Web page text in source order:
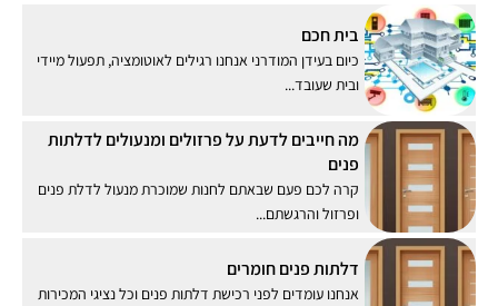
בית חכם
כיום בעידן המודרני אנחנו רגילים לאוטומציה, תפעול מיידי
ובית שעובד...
מה חייבים לדעת על פרזולים ומנעולים לדלתות
פנים
קרה לכם פעם שבאתם לחנות שמוכרת מנעול לדלת פנים
ופרזול והרגשתם...
דלתות פנים חומרים
אנחנו עומדים לפני רכישת דלתות פנים וכל נציגי המכירות